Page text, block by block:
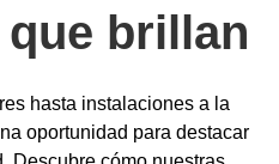
brillan
hasta instalaciones a la
oportunidad para destacar